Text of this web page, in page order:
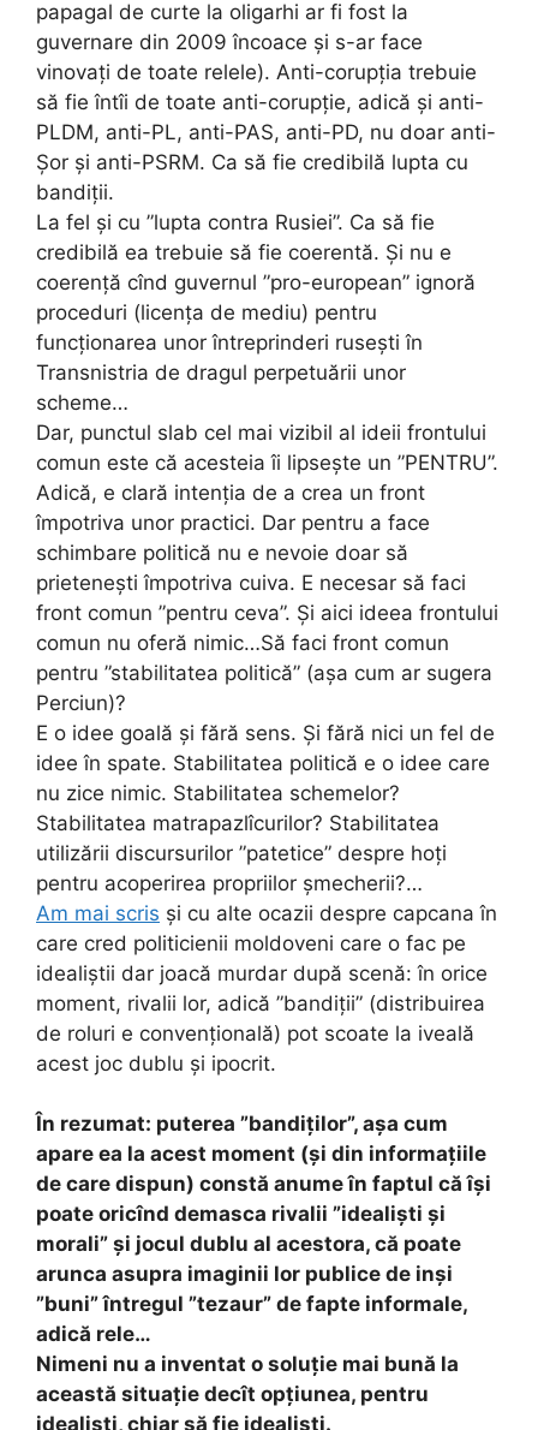
papagal de curte la oligarhi ar fi fost la
guvernare din 2009 încoace și s-ar face
vinovați de toate relele). Anti-corupția trebuie
să fie întîi de toate anti-corupție, adică și anti-
PLDM, anti-PL, anti-PAS, anti-PD, nu doar anti-
Șor și anti-PSRM. Ca să fie credibilă lupta cu
bandiții.
La fel și cu ”lupta contra Rusiei”. Ca să fie
credibilă ea trebuie să fie coerentă. Și nu e
coerență cînd guvernul ”pro-european” ignoră
proceduri (licența de mediu) pentru
funcționarea unor întreprinderi rusești în
Transnistria de dragul perpetuării unor
scheme…
Dar, punctul slab cel mai vizibil al ideii frontului
comun este că acesteia îi lipsește un ”PENTRU”.
Adică, e clară intenția de a crea un front
împotriva unor practici. Dar pentru a face
schimbare politică nu e nevoie doar să
prietenești împotriva cuiva. E necesar să faci
front comun ”pentru ceva”. Și aici ideea frontului
comun nu oferă nimic…Să faci front comun
pentru ”stabilitatea politică” (așa cum ar sugera
Perciun)?
E o idee goală și fără sens. Și fără nici un fel de
idee în spate. Stabilitatea politică e o idee care
nu zice nimic. Stabilitatea schemelor?
Stabilitatea matrapazlîcurilor? Stabilitatea
utilizării discursurilor ”patetice” despre hoți
pentru acoperirea propriilor șmecherii?…
Am mai scris și cu alte ocazii despre capcana în
care cred politicienii moldoveni care o fac pe
idealiștii dar joacă murdar după scenă: în orice
moment, rivalii lor, adică ”bandiții” (distribuirea
de roluri e convențională) pot scoate la iveală
acest joc dublu și ipocrit.
În rezumat: puterea ”bandiților”, așa cum
apare ea la acest moment (și din informațiile
de care dispun) constă anume în faptul că își
poate oricînd demasca rivalii ”idealiști și
morali” și jocul dublu al acestora, că poate
arunca asupra imaginii lor publice de inși
”buni” întregul ”tezaur” de fapte informale,
adică rele…
Nimeni nu a inventat o soluție mai bună la
această situație decît opțiunea, pentru
idealiști, chiar să fie idealiști.